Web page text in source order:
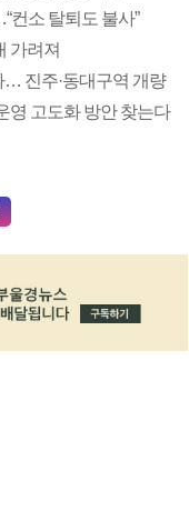
컨소 탈퇴도 불사”
가려져
… 진주·동대구역 개량
영 고도화 방안 찾는다